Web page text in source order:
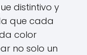
distintivo y
que cada
color
no solo un